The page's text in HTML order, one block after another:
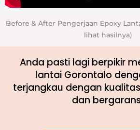
Before & After Pengerjaan Epoxy
lihat hasilnya)
Anda pasti lagi berpikir
lantai Gorontalo
terjangkau dengan
dan